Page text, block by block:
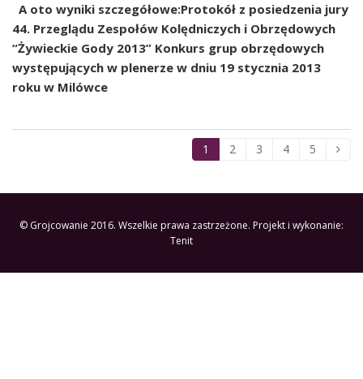
A oto wyniki szczegółowe:Protokół z posiedzenia jury
44. Przeglądu Zespołów Kolędniczych i Obrzędowych
“Żywieckie Gody 2013” Konkurs grup obrzędowych
występujących w plenerze w dniu 19 stycznia 2013
roku w Milówce
1 2 3 4 5
© Grojcowanie 2016. Wszelkie prawa zastrzeżone. Projekt i wykonanie:
Tenit